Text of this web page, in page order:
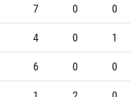
7 0
0
4 0
1
6 0
0